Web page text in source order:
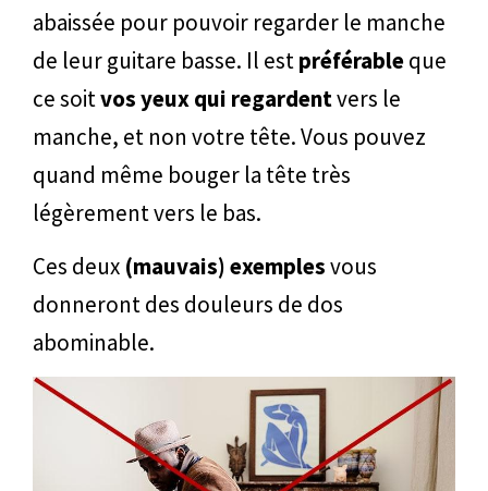
abaissée pour pouvoir regarder le manche
de leur guitare basse. Il estpréférableque
ce soitvos yeux qui regardentvers le
manche, et non votre tête. Vous pouvez
quand même bouger la tête très
légèrement vers le bas.
Ces deux (mauvais) exemplesvous
donneront des douleurs de dos
abominable.